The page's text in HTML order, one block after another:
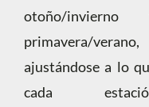
otoño/invierno
primavera/verano,
ajustándose a lo
cada